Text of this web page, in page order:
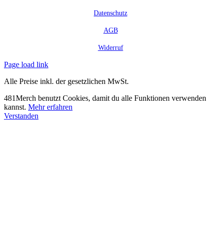
Datenschutz
AGB
Widerruf
Page load link
Alle Preise inkl. der gesetzlichen MwSt.
481Merch benutzt Cookies, damit du alle Funktionen verwenden
kannst. Mehr erfahren
Verstanden